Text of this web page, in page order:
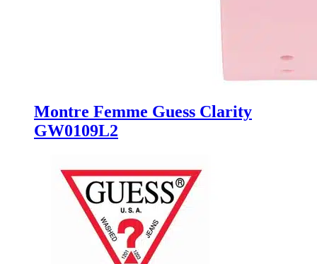
Montre Femme Guess Clarity
GW0109L2